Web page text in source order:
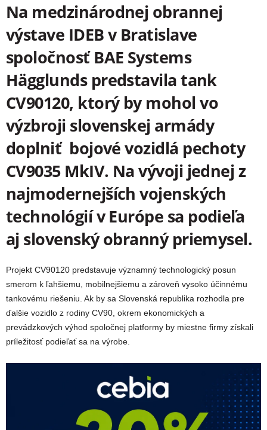
Na medzinárodnej obrannej
výstave IDEB v Bratislave
spoločnosť BAE Systems
Hägglunds predstavila tank
CV90120, ktorý by moholvo
výzbroji slovenskej armády
doplniť bojové vozidlá pechoty
CV9035 MkIV. Na vývoji jednej z
najmodernejších vojenských
technológií v Európe sa podieľa
aj slovenský obranný priemysel.
Projekt CV90120 predstavuje významný technologický posun
smerom k ľahšiemu, mobilnejšiemu a zároveň vysoko účinnému
tankovému riešeniu. Ak by sa Slovenská republika rozhodla pre
ďalšie vozidlo z rodiny CV90, okrem ekonomických a
prevádzkových výhod spoločnej platformy by miestne firmy získali
príležitosť podieľať sa na výrobe.